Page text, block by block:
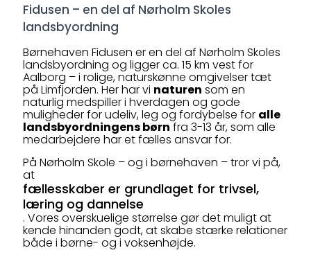
Fidusen – en del af Nørholm Skoles
landsbyordning
Børnehaven Fidusen er en del af Nørholm Skoles
landsbyordning og ligger ca. 15 km vest for
Aalborg – i rolige, naturskønne omgivelser tæt
på Limfjorden. Her har vi naturen som en
naturlig medspiller i hverdagen og gode
muligheder for udeliv, leg og fordybelse for alle
landsbyordningens børn fra 3-13 år, som alle
medarbejdere har et fælles ansvar for.
På Nørholm Skole – og i børnehaven – tror vi på,
at
fællesskaber er grundlaget for trivsel,
læring og dannelse
. Vores overskuelige størrelse gør det muligt at
kende hinanden godt, at skabe stærke relationer
både i børne- og i voksenhøjde.